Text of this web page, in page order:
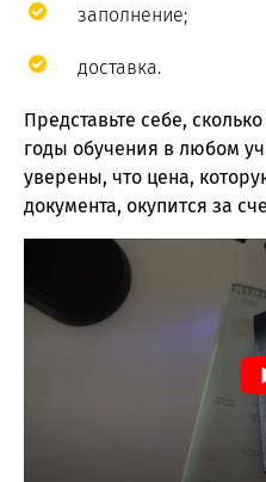
заполнение;
доставка.
Представьте себе,
годы обучения в любом
уверены, что цена,
документа, окупится за